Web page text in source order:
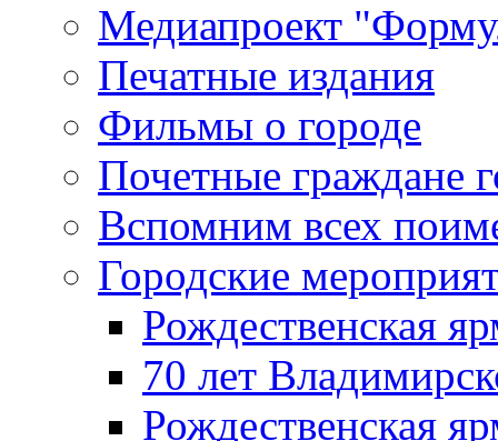
Медиапроект
Печатные издания
Фильмы о городе
Почетные граждане
Вспомним всех
Городские
Рождественская
70 лет
Рождественская